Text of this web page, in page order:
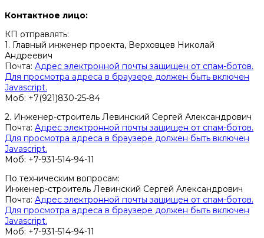
Контактное лицо:
КП отправлять:
1. Главный инженер проекта, Верховцев Николай
Андреевич
Почта: Адрес электронной почты защищен от спам-ботов.
Для просмотра адреса в браузере должен быть включен
Javascript.
Моб: +7(921)830-25-84
2. Инженер-строитель Левинский Сергей Александрович
Почта: Адрес электронной почты защищен от спам-ботов.
Для просмотра адреса в браузере должен быть включен
Javascript.
Моб: +7-931-514-94-11
По техническим вопросам:
Инженер-строитель Левинский Сергей Александрович
Почта: Адрес электронной почты защищен от спам-ботов.
Для просмотра адреса в браузере должен быть включен
Javascript.
Моб: +7-931-514-94-11